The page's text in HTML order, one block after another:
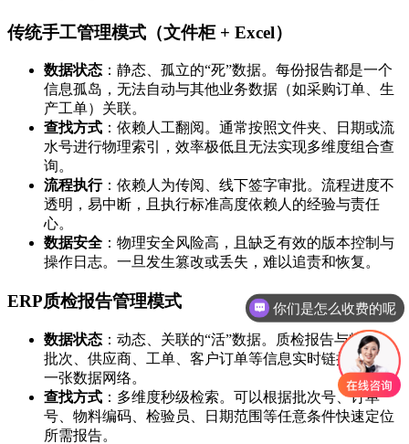
传统手工管理模式（文件柜 + Excel）
数据状态 ：静态、孤立的“死”数据。每份报告都是一个
信息孤岛，无法自动与其他业务数据（如采购订单、生
产工单）关联。
查找方式 ：依赖人工翻阅。通常按照文件夹、日期或流
水号进行物理索引，效率极低且无法实现多维度组合查
询。
流程执行：依赖人为传阅、线下签字审批。流程进度不
透明，易中断，且执行标准高度依赖人的经验与责任
心。
数据安全 ：物理安全风险高，且缺乏有效的版本控制与
操作日志。一旦发生篡改或丢失，难以追责和恢复。
ERP质检报告管理模式
数据状态 ：动态、关联的“活”数据。质检报告与物料、
批次、供应商、工单、客户订单等信息实时链接，形成
一张数据网络。
查找方式 ：多维度秒级检索。可以根据批次号、订单
号、物料编码、检验员、日期范围等任意条件快速定位
所需报告。
现在有优惠活动吗